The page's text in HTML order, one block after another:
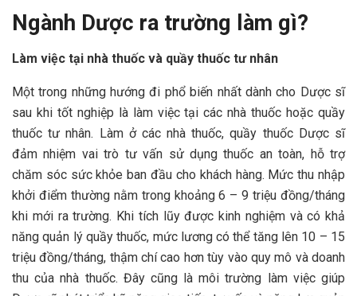
Ngành Dược ra trường làm gì?
Làm việc tại nhà thuốc và quầy thuốc tư nhân
Một trong những hướng đi phổ biến nhất dành cho Dược sĩ
sau khi tốt nghiệp là làm việc tại các nhà thuốc hoặc quầy
thuốc tư nhân. Làm ở các nhà thuốc, quầy thuốc Dược sĩ
đảm nhiệm vai trò tư vấn sử dụng thuốc an toàn, hỗ trợ
chăm sóc sức khỏe ban đầu cho khách hàng. Mức thu nhập
khởi điểm thường nằm trong khoảng 6 – 9 triệu đồng/tháng
khi mới ra trường. Khi tích lũy được kinh nghiệm và có khả
năng quản lý quầy thuốc, mức lương có thể tăng lên 10 – 15
triệu đồng/tháng, thậm chí cao hơn tùy vào quy mô và doanh
thu của nhà thuốc. Đây cũng là môi trường làm việc giúp